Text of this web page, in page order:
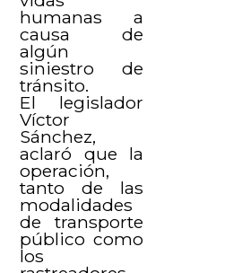
humanas a
causa de
algún
siniestro de
tránsito.
El legislador
Víctor
Sánchez,
aclaró que la
operación,
tanto de las
modalidades
de transporte
público como
los